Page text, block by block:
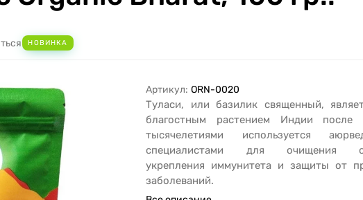
НОВИНКА
Артикул: ORN-0020
Туласи, или базилик священный,
благостным растением Индии после
тысячелетиями используется
специалистами для очищения
укрепления иммунитета и защиты от
заболеваний.